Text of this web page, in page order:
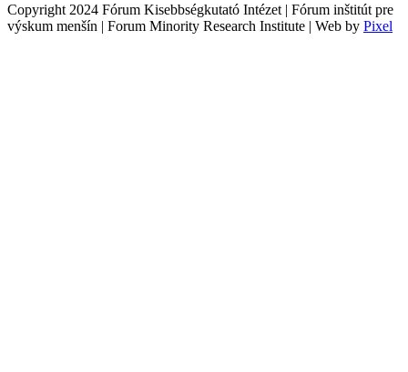
Copyright 2024 Fórum Kisebbségkutató Intézet | Fórum inštitút pre
výskum menšín | Forum Minority Research Institute | Web by Pixel